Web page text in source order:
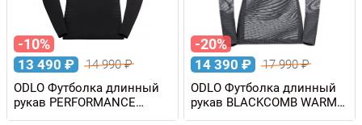
-10%
13 490 ₽ 14 990₽
ODLO Футболка длинный
рукав PERFORMANCE
LIGHT мужская
-20%
14 390 ₽ 17 990₽
ODLO Футболка длинный
рукав BLACKCOMB WARM
Eco женская